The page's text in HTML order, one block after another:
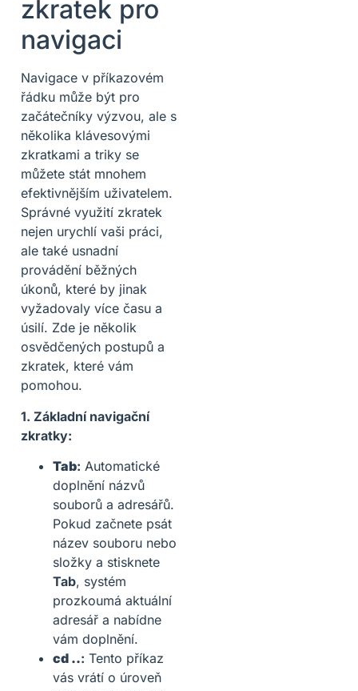
zkratek pro
navigaci
Navigace v příkazovém
řádku může být pro
začátečníky výzvou, ale s
několika klávesovými
zkratkami a triky se
můžete stát mnohem
efektivnějším uživatelem.
Správné využití zkratek
nejen urychlí vaši práci,
ale také usnadní
provádění běžných
úkonů, které by jinak
vyžadovaly více času a
úsilí. Zde je několik
osvědčených postupů a
zkratek, které vám
pomohou.
1. Základní navigační
zkratky:
Tab: Automatické
doplnění názvů
souborů a adresářů.
Pokud začnete psát
název souboru nebo
složky a stisknete
Tab, systém
prozkoumá aktuální
adresář a nabídne
vám doplnění.
cd ..: Tento příkaz
vás vrátí o úroveň